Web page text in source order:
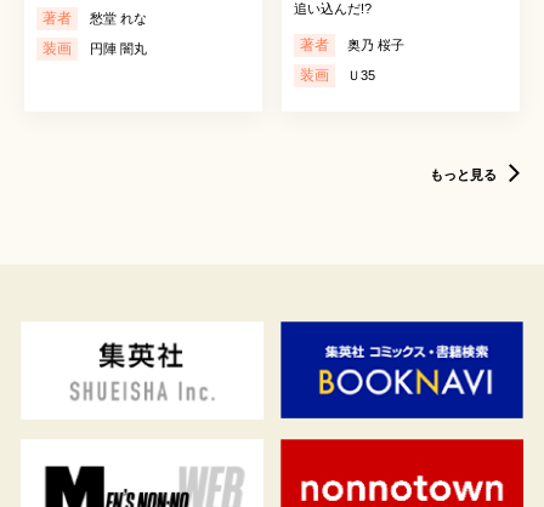
著者 愁堂 れな
装画 円陣 闇丸
追い込んだ!?
著者 奥乃 桜子
装画 Ｕ35
もっと見る